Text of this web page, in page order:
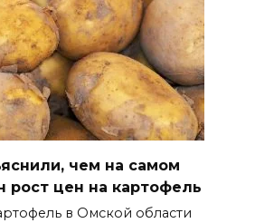
чем на самом
рост цен на картофель
в Омской области